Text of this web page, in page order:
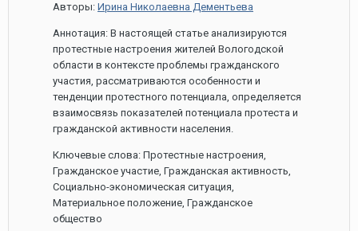
Авторы: Ирина Николаевна Дементьева
Аннотация: В настоящей статье анализируются
протестные настроения жителей Вологодской
области в контексте проблемы гражданского
участия, рассматриваются особенности и
тенденции протестного потенциала, определяется
взаимосвязь показателей потенциала протеста и
гражданской активности населения.
Ключевые слова: Протестные настроения,
Гражданское участие, Гражданская активность,
Социально-экономическая ситуация,
Материальное положение, Гражданское
общество